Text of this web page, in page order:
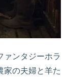
ァンタジーホラ
家の夫婦と羊た